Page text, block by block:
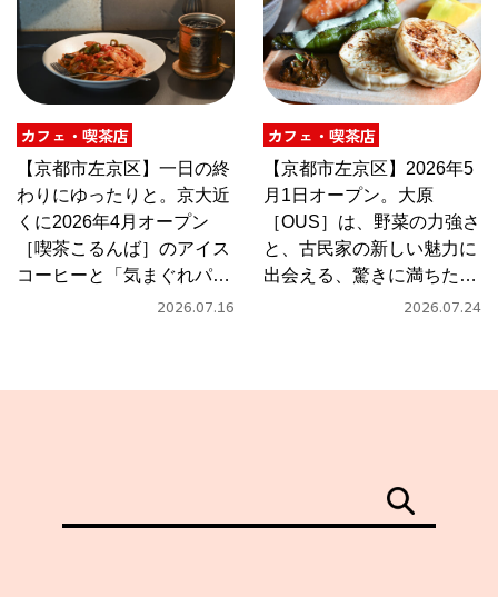
カフェ・喫茶店
【京都市左京区】一日の終
わりにゆったりと。京大近
くに2026年4月オープン
［喫茶こるんば］のアイス
コーヒーと「気まぐれパス
2026.07.16
カフェ・喫茶店
【京都市左京区】2026年5
月1日オープン。大原
［OUS］は、野菜の力強さ
と、古民家の新しい魅力に
出会える、驚きに満ちたカ
2026.07.24